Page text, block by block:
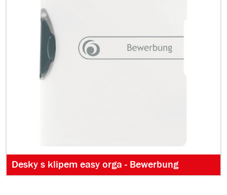
Desky s klipem easy orga - Bewerbung